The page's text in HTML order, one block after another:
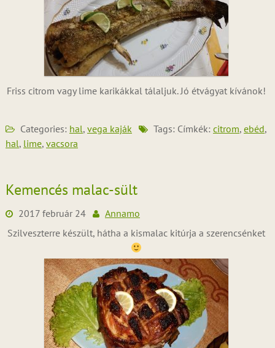
Friss citrom vagy lime karikákkal tálaljuk. Jó étvágyat kívánok!
Categories: hal, vega kaják Tags: Címkék: citrom, ebéd,
hal, lime, vacsora
Kemencés malac-sült
2017 február 24
Annamo
Szilveszterre készült, hátha a kismalac kitúrja a szerencsénket